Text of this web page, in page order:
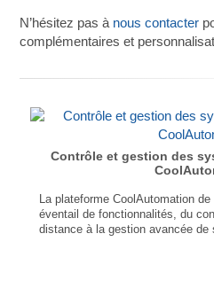
N’hésitez pas à nous contacter
complémentaires et
Contrôle et gestion des
La plateforme CoolAutomation
éventail de fonctionnalités, du
distance à la gestion avancée